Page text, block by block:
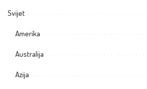
Svijet
Amerika
Australija
Azija